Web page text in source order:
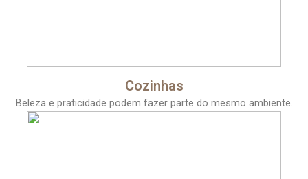
Cozinhas
Beleza e praticidade podem fazer parte do mesmo ambiente.